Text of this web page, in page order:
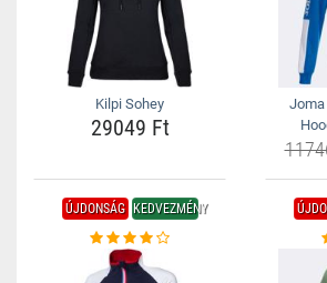
Kilpi Sohey
29049 Ft
Joma
ÚJDONSÁG KEDVEZMÉNY